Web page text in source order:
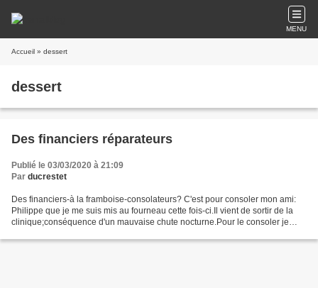
MENU
Accueil » dessert
dessert
Des financiers réparateurs
Publié le 03/03/2020 à 21:09
Par ducrestet
Des financiers-à la framboise-consolateurs? C'est pour consoler mon ami:
Philippe que je me suis mis au fourneau cette fois-ci.Il vient de sortir de la
clinique;conséquence d'un mauvaise chute nocturne.Pour le consoler je